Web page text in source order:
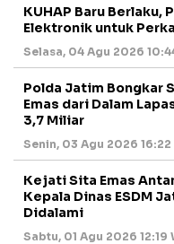
KUHAP Baru Berlaku,
Elektronik untuk
Selasa, 04 Agu 2026
Polda Jatim Bongkar
Emas dari Dalam
3,7 Miliar
Senin, 03 Agu 2026 16:22
Kejati Sita Emas
Kepala Dinas ESDM
Didalami
Sabtu, 01 Agu 2026 12:19